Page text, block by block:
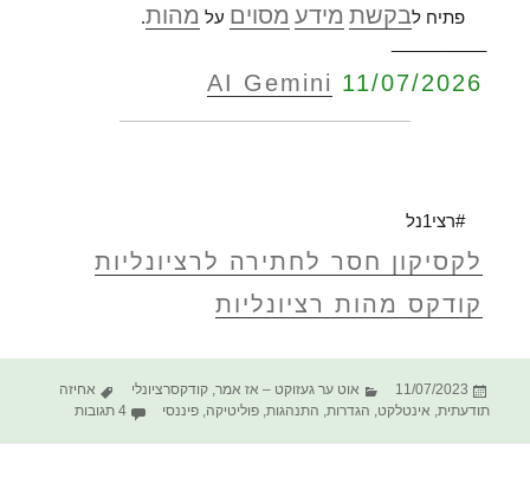
פתיח לבקשת מידע מסוים על מהות.
AI Gemini 11/07/2026
#רצי1נל
לקסיקון חסר לחתירה לרציונליות
קודקס מהות רציונליות
פורסם
בתאריך
11/07/2023 קטגוריות
אוט ער געזוקט – אז אמר,קודקסרציונלי תגיות
אחיזה
תודעתית, אינטלקט, הגדרות, התנהגות,פוליטיקה,פיננסי 4 תגובות על הקודקס